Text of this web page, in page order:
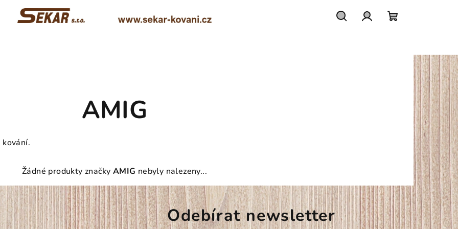
košík
AMIG
Žádné produkty značky AMIG nebyly nalezeny...
Odebírat newsletter